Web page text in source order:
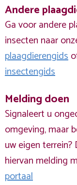
Andere
Ga voor andere
insecten naar
plaagdierengids
insectengids
Melding doen
Signaleert u
omgeving, maar
uw eigen terrein?
hiervan melding
portaal